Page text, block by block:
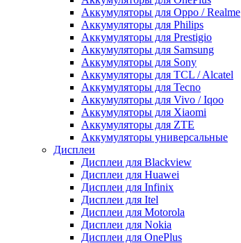
Аккумуляторы для Oppo / Realme
Аккумуляторы для Philips
Аккумуляторы для Prestigio
Аккумуляторы для Samsung
Аккумуляторы для Sony
Аккумуляторы для TCL / Alcatel
Аккумуляторы для Tecno
Аккумуляторы для Vivo / Iqoo
Аккумуляторы для Xiaomi
Аккумуляторы для ZTE
Аккумуляторы универсальные
Дисплеи
Дисплеи для Blackview
Дисплеи для Huawei
Дисплеи для Infinix
Дисплеи для Itel
Дисплеи для Motorola
Дисплеи для Nokia
Дисплеи для OnePlus